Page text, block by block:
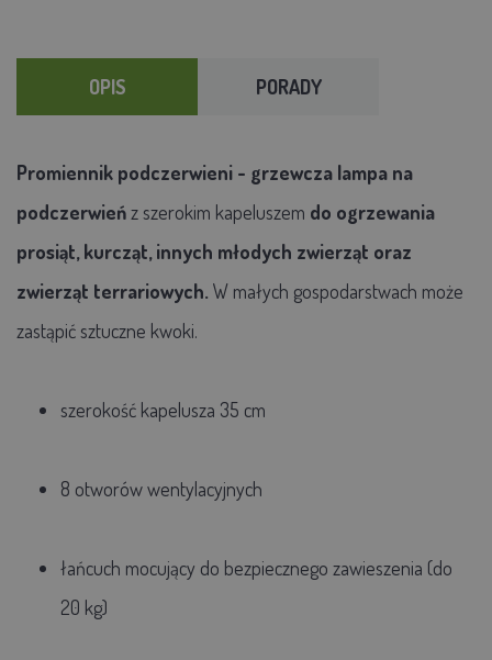
OPIS PORADY
Promiennik podczerwieni - grzewcza lampa na
podczerwieńz szerokim kapeluszem do ogrzewania
prosiąt, kurcząt, innych młodych zwierząt oraz
zwierząt terrariowych. W małych gospodarstwach może
zastąpić sztuczne kwoki.
szerokość kapelusza 35 cm
8 otworów wentylacyjnych
łańcuch mocujący do bezpiecznego zawieszenia (do
20 kg)